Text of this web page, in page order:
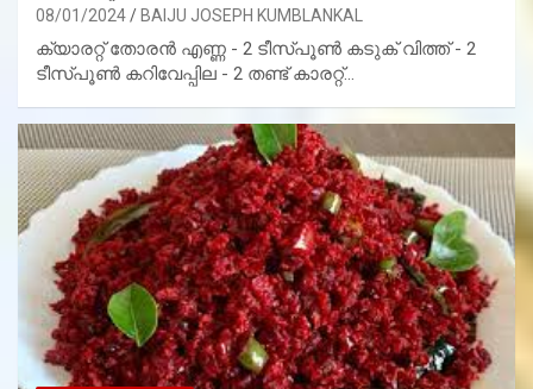
08/01/2024 BAIJU JOSEPH KUMBLANKAL
ക്യാരറ്റ് തോരൻ എണ്ണ - 2 ടീസ്പൂൺ കടുക് വിത്ത് - 2
ടീസ്പൂൺ കറിവേപ്പില - 2 തണ്ട് കാരറ്റ്…